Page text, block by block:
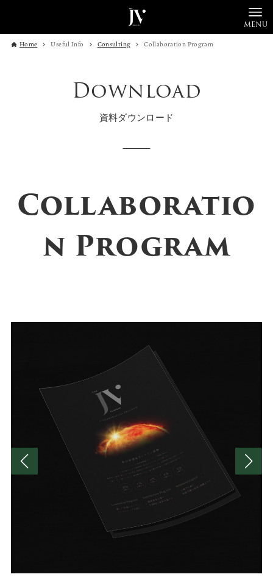
MENU
Home Useful Info Consulting Collaboration Program
Download
資料ダウンロード
Collaboratio
n Program